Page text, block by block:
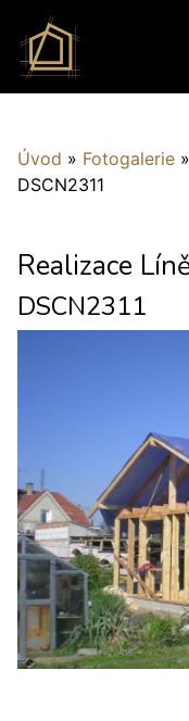
Úvod » Fotogalerie »
DSCN2311
Realizace
DSCN2311